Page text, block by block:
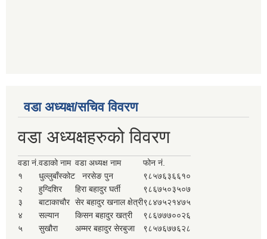
वडा अध्यक्ष/सचिव विवरण
वडा अध्यक्षहरुको विवरण
वडा नं. वडाको नाम वडा अध्यक्ष नाम
फोन नं.
१
धुल्लुबाँस्कोट नरसेङ पुन
९८५७६३६६१०
२
हुग्दिशिर हिरा बहादुर घर्ती
९८६७५०३५०७
३
बाटाकाचौर सेर बहादुर खनाल क्षेत्री९८४७५२१४७५
४
सल्यान किसन बहादुर खत्री
९८६७७७००२६
५
सुखौरा अम्मर बहादुर सेरबुजा ९८५७६७७६२८